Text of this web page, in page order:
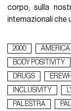
corpo, sulla
internazionali che
2000 AMERICA
BODY POSITIVITY
DRUGS
INCLUSIVITY
PALESTRA